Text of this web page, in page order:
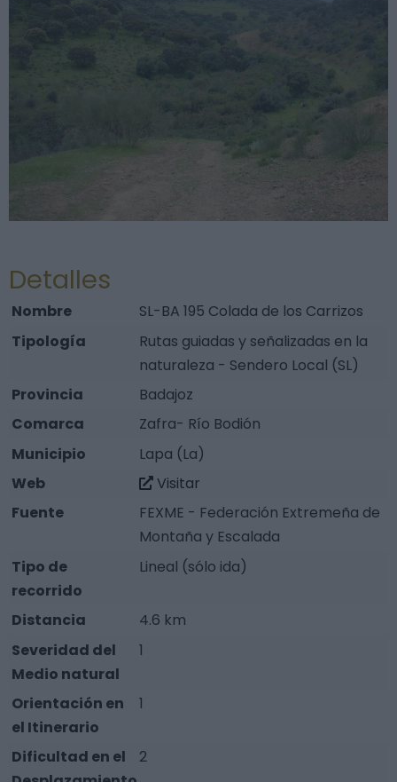
Detalles
Nombre
SL-BA 195 Colada de los Carrizos
Tipología
Rutas guiadas y señalizadas en la
naturaleza - Sendero Local (SL)
Provincia
Badajoz
Comarca
Zafra- Río Bodión
Municipio
Lapa (La)
Web
Visitar
Fuente
FEXME - Federación Extremeña de
Montaña y Escalada
Tipo de
recorrido
Lineal (sólo ida)
Distancia
4.6 km
Severidad del
Medio natural
1
Orientación en
el Itinerario
1
Dificultad en el
2